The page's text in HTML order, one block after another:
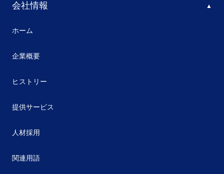
会社情報
ホーム
企業概要
ヒストリー
提供サービス
人材採用
関連用語